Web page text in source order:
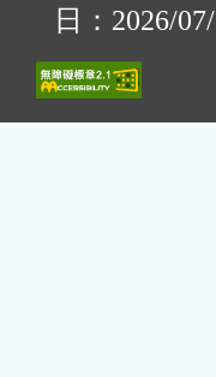
日：2026/